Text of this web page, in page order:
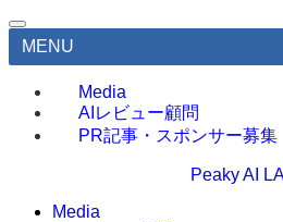
MENU
Media
AIレビュー顧問
PR記事・スポンサー募集
Peaky AI
Media